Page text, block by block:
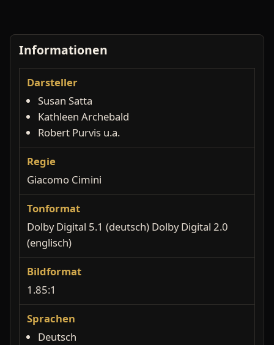
Informationen
Darsteller
Susan Satta
Kathleen Archebald
Robert Purvis u.a.
Regie
Giacomo Cimini
Tonformat
Dolby Digital 5.1 (deutsch) Dolby Digital 2.0
(englisch)
Bildformat
1.85:1
Sprachen
Deutsch